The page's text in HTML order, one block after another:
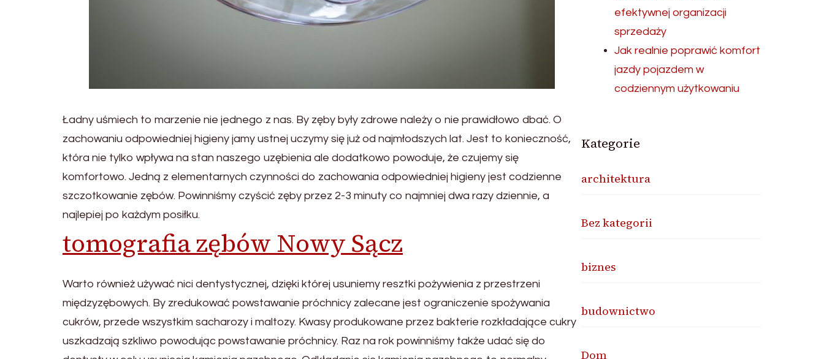
Ładny uśmiech to marzenie nie jednego z nas. By zęby były zdrowe należy o nie prawidłowo dbać. O
zachowaniu odpowiedniej higieny jamy ustnej uczymy się już od najmłodszych lat. Jest to konieczność,
która nie tylko wpływa na stan naszego uzębienia ale dodatkowo powoduje, że czujemy się
komfortowo. Jedną z elementarnych czynności do zachowania odpowiedniej higieny jest codzienne
szczotkowanie zębów. Powinniśmy czyścić zęby przez 2-3 minuty co najmniej dwa razy dziennie, a
najlepiej po każdym posiłku.
tomografia zębów Nowy Sącz
Warto również używać nici dentystycznej, dzięki której usuniemy resztki pożywienia z przestrzeni
międzyzębowych. By zredukować powstawanie próchnicy zalecane jest ograniczenie spożywania
cukrów, przede wszystkim sacharozy i maltozy. Kwasy produkowane przez bakterie rozkładające cukry
uszkadzają szkliwo powodując powstawanie próchnicy. Raz na rok powinniśmy także udać się do
efektywnej organizacji
sprzedaży
Jak realnie poprawić komfort
jazdy pojazdem w
codziennym użytkowaniu
Kategorie
architektura
Bez kategorii
biznes
budownictwo
Dom